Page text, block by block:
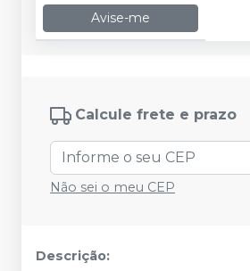
Avise-me
Calcule frete e prazo
Não sei o meu CEP
Descrição: